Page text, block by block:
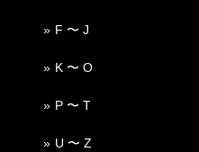
F 〜 J
K 〜 O
P 〜 T
U 〜 Z